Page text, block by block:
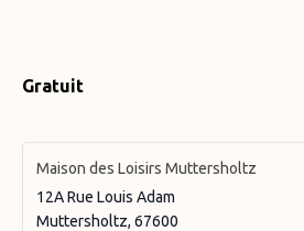
Gratuit
Maison des Loisirs Muttersholtz
12A Rue Louis Adam
Muttersholtz, 67600